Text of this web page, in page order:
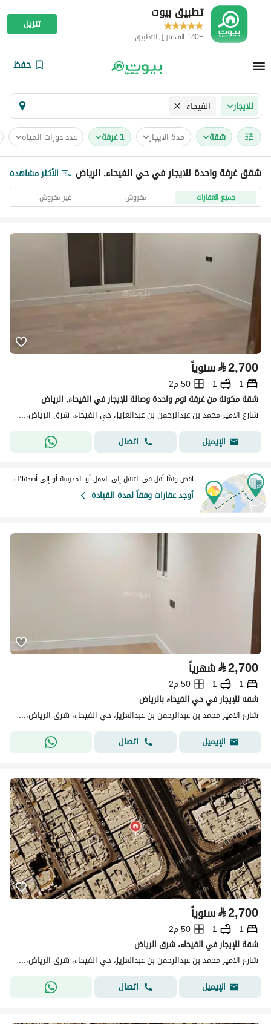
تطبيق بيوت
+140 ألف تنزيل للتطبيق
تنزيل
حفظ
للايجار الفيحاء
شقة مدة الايجار 1 غرفة عدد دورات المياه
شقق غرفة واحدة للايجار في حي الفيحاء, الرياض الأكثر مشاهدة
جميع العقارات مفروش غير مفروش
⃁2,700 سنوياً
1
1
50 م2
شقة مكونة من غرفة نوم واحدة وصالة للإيجار في الفيحاء, الرياض
شارع الامير محمد بن عبدالرحمن بن عبدالعزيز، حي الفيحاء، شرق الرياض، الرياض
الإيميل
اتصال
اقض وقتًا أقل في التنقل إلى العمل أو المدرسة أو إلى أصدقائك
أوجد عقارات وفقاً لمدة القيادة
⃁2,700 شهرياً
1
1
50 م2
شقه للإيجار في حي الفيحاء بالرياض
شارع الامير محمد بن عبدالرحمن بن عبدالعزيز، حي الفيحاء، شرق الرياض، الرياض
الإيميل
اتصال
⃁2,700 سنوياً
1
1
50 م2
شقة للإيجار في الفيحاء، شرق الرياض
شارع الامير محمد بن عبدالرحمن بن عبدالعزيز، حي الفيحاء، شرق الرياض، الرياض
الإيميل
اتصال